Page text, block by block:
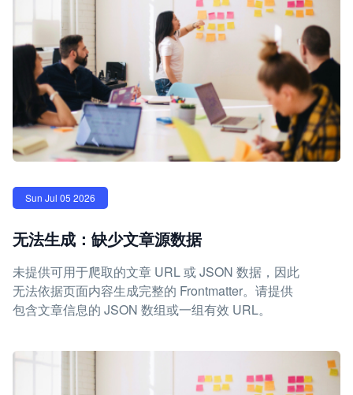
Sun Jul 05 2026
无法生成：缺少文章源数据
未提供可用于爬取的文章 URL 或 JSON 数据，因此
无法依据页面内容生成完整的 Frontmatter。请提供
包含文章信息的 JSON 数组或一组有效 URL。